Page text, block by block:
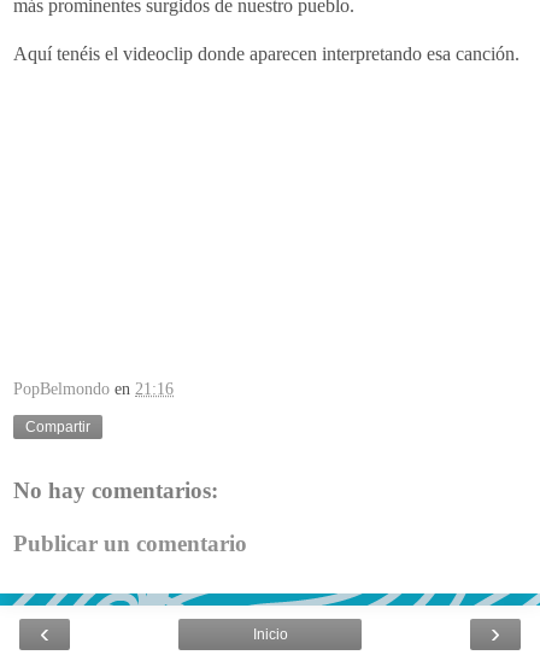
más prominentes surgidos de nuestro pueblo.
Aquí tenéis el videoclip donde aparecen interpretando esa canción.
PopBelmondo en 21:16
Compartir
No hay comentarios:
Publicar un comentario
‹ ›
Inicio